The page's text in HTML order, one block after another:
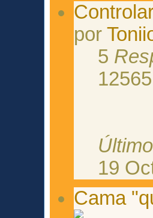
por
5
12565
19
Cama